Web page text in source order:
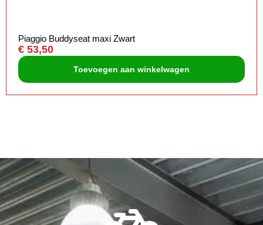
Piaggio Buddyseat maxi Zwart
€ 53,50
Toevoegen aan winkelwagen